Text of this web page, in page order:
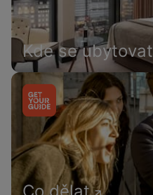
Kde se ubytovat